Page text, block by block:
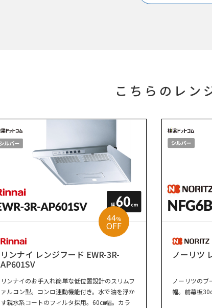
こちらのレン
44%
OFF
リンナイ レンジフード EWR-3R-
AP601SV
リンナイのお手入れ簡単な低位置設計のスリムフ
ァルコン型。コンロ連動機能付き。水で油を浮か
す親水系コートのフィルタ採用。60㎝幅。カラ
ノーリツ
ノーリツの
幅。前幕板30